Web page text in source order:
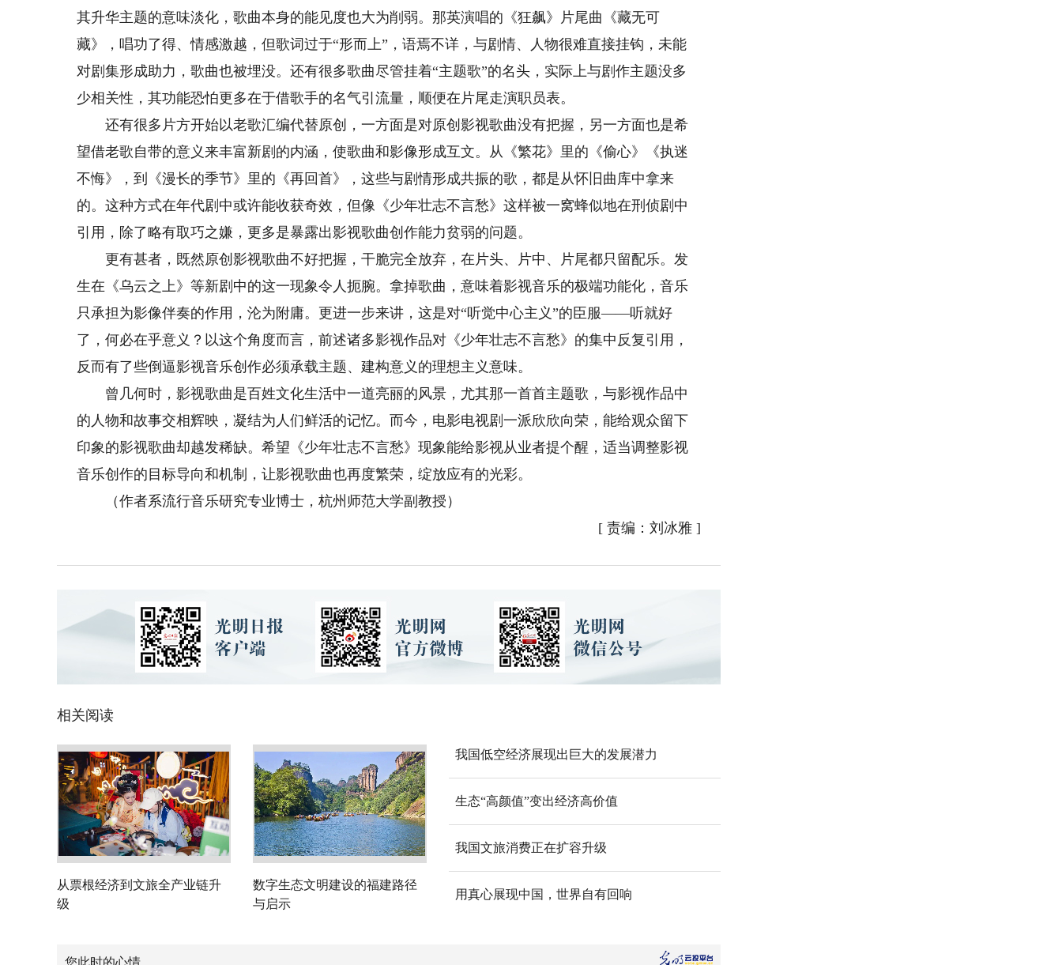
其升华主题的意味淡化，歌曲本身的能见度也大为削弱。那英演唱的《狂飙》片尾曲《藏无可
藏》，唱功了得、情感激越，但歌词过于“形而上”，语焉不详，与剧情、人物很难直接挂钩，未能
对剧集形成助力，歌曲也被埋没。还有很多歌曲尽管挂着“主题歌”的名头，实际上与剧作主题没多
少相关性，其功能恐怕更多在于借歌手的名气引流量，顺便在片尾走演职员表。
还有很多片方开始以老歌汇编代替原创，一方面是对原创影视歌曲没有把握，另一方面也是希
望借老歌自带的意义来丰富新剧的内涵，使歌曲和影像形成互文。从《繁花》里的《偷心》《执迷
不悔》，到《漫长的季节》里的《再回首》，这些与剧情形成共振的歌，都是从怀旧曲库中拿来
的。这种方式在年代剧中或许能收获奇效，但像《少年壮志不言愁》这样被一窝蜂似地在刑侦剧中
引用，除了略有取巧之嫌，更多是暴露出影视歌曲创作能力贫弱的问题。
更有甚者，既然原创影视歌曲不好把握，干脆完全放弃，在片头、片中、片尾都只留配乐。发
生在《乌云之上》等新剧中的这一现象令人扼腕。拿掉歌曲，意味着影视音乐的极端功能化，音乐
只承担为影像伴奏的作用，沦为附庸。更进一步来讲，这是对“听觉中心主义”的臣服——听就好
了，何必在乎意义？以这个角度而言，前述诸多影视作品对《少年壮志不言愁》的集中反复引用，
反而有了些倒逼影视音乐创作必须承载主题、建构意义的理想主义意味。
曾几何时，影视歌曲是百姓文化生活中一道亮丽的风景，尤其那一首首主题歌，与影视作品中
的人物和故事交相辉映，凝结为人们鲜活的记忆。而今，电影电视剧一派欣欣向荣，能给观众留下
印象的影视歌曲却越发稀缺。希望《少年壮志不言愁》现象能给影视从业者提个醒，适当调整影视
音乐创作的目标导向和机制，让影视歌曲也再度繁荣，绽放应有的光彩。
（作者系流行音乐研究专业博士，杭州师范大学副教授）
[ 责编：刘冰雅]
相关阅读
从票根经济到文旅全产业链升
级
数字生态文明建设的福建路径
与启示
我国低空经济展现出巨大的发展潜力
生态“高颜值”变出经济高价值
我国文旅消费正在扩容升级
用真心展现中国，世界自有回响
您此时的心情